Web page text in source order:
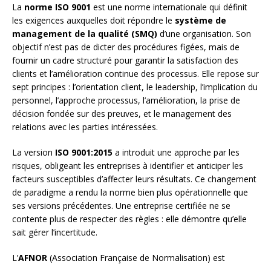
La norme ISO 9001 est une norme internationale qui définit
les exigences auxquelles doit répondre le système de
management de la qualité (SMQ) d’une organisation. Son
objectif n’est pas de dicter des procédures figées, mais de
fournir un cadre structuré pour garantir la satisfaction des
clients et l’amélioration continue des processus. Elle repose sur
sept principes : l’orientation client, le leadership, l’implication du
personnel, l’approche processus, l’amélioration, la prise de
décision fondée sur des preuves, et le management des
relations avec les parties intéressées.
La version ISO 9001:2015 a introduit une approche par les
risques, obligeant les entreprises à identifier et anticiper les
facteurs susceptibles d’affecter leurs résultats. Ce changement
de paradigme a rendu la norme bien plus opérationnelle que
ses versions précédentes. Une entreprise certifiée ne se
contente plus de respecter des règles : elle démontre qu’elle
sait gérer l’incertitude.
L’AFNOR (Association Française de Normalisation) est